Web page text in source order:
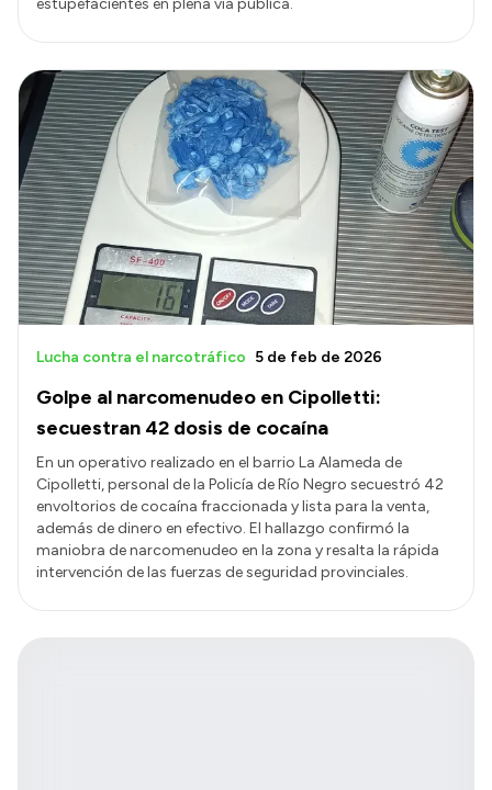
Golpe al narcomenudeo en Cipolletti:
secuestran 42 dosis de cocaína
Lucha contra el narcotráfico 5 de feb de 2026
En un operativo realizado en el barrio La Alameda de
Cipolletti, personal de la Policía de Río Negro secuestró 42
envoltorios de cocaína fraccionada y lista para la venta,
además de dinero en efectivo. El hallazgo confirmó la
maniobra de narcomenudeo en la zona y resalta la rápida
intervención de las fuerzas de seguridad provinciales.